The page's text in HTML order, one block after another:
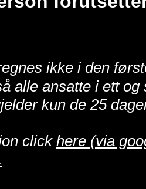
ikke i den
alle ansatte i ett
kun de 25
click here (via